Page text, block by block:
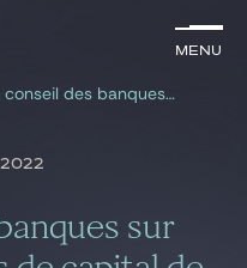
Menu
clés
Menu
Gide, conseil des banques sur les augmentations de capital de la société Carmat pour un montant total de 40,5 millions d’euros
sur